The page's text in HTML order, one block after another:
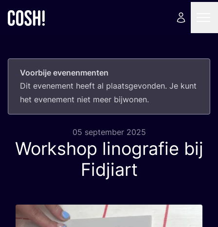
Voorbije evenenmenten
Dit eve­ne­ment heeft al plaats­ge­von­den. Je kunt
het eve­ne­ment niet meer bijwonen.
05 september 2025
Workshop linografie bij
Fidjiart